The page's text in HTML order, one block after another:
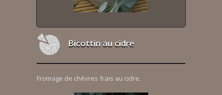
Bicottin au cidre
Fromage de chèvres frais au cidre.